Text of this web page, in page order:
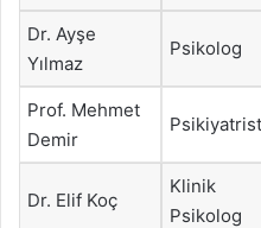
Dr. Ayşe
Yılmaz
Psikolog
Prof. Mehmet
Demir
Psikiyatrist
Dr. Elif Koç
Klinik
Psikolog